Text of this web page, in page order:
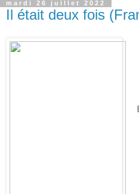
mardi 26 juillet 2022
Il était deux fois